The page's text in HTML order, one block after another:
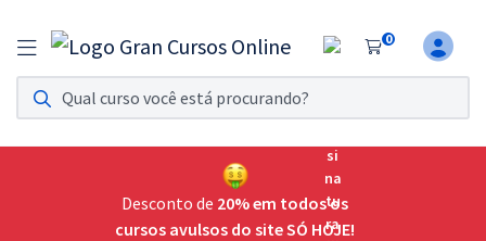
0
Assinatura Ilimitada 11
Acesso a todos os cursos. Teste grátis por 7 dias!
Assinatura OAB Até Passar
Acesso ilimitado a toda preparação para o Exame da
Desconto de 20% em todos os
cursos avulsos do site SÓ HOJE!